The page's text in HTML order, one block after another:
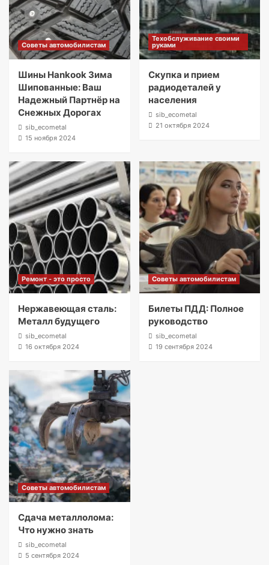
Советы автомобилистам
Шины Hankook Зима
Шипованные: Ваш
Надежный Партнёр на
Снежных Дорогах
sib_ecometal
15 ноября 2024
Техобслуживание своими
руками
Скупка и прием
радиодеталей у
населения
sib_ecometal
21 октября 2024
Ремонт - это просто
Нержавеющая сталь:
Металл будущего
sib_ecometal
16 октября 2024
Советы автомобилистам
Билеты ПДД: Полное
руководство
sib_ecometal
19 сентября 2024
Советы автомобилистам
Сдача металлолома:
Что нужно знать
sib_ecometal
5 сентября 2024